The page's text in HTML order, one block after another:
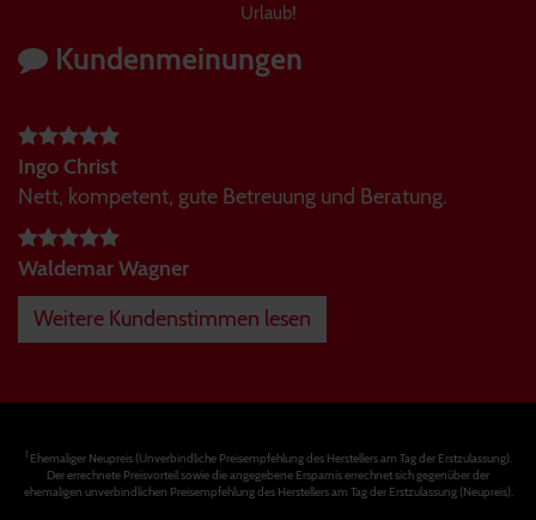
Urlaub!
Kundenmeinungen
Ingo Christ
Nett, kompetent, gute Betreuung und Beratung.
Waldemar Wagner
Weitere Kundenstimmen lesen
1Ehemaliger Neupreis (Unverbindliche Preisempfehlung des Herstellers am Tag der Erstzulassung).
Der errechnete Preisvorteil sowie die angegebene Ersparnis errechnet sich gegenüber der
ehemaligen unverbindlichen Preisempfehlung des Herstellers am Tag der Erstzulassung (Neupreis).